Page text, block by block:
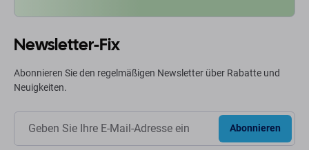
Newsletter-Fix
Abonnieren Sie den regelmäßigen Newsletter über Rabatte und
Neuigkeiten.
Abonnieren